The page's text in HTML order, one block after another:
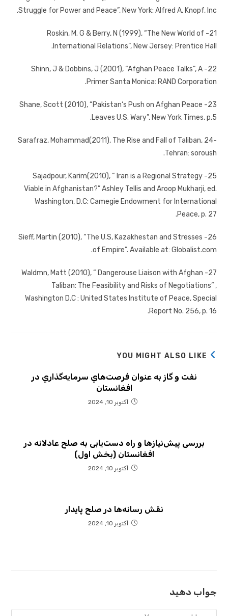
Struggle for Power and Peace”, New York: Alfred A. Knopf, Inc.
21- Roskin, M. G & Berry, N (1999), “The New World of
International Relations”, New Jersey: Prentice Hall.
22- Shinn, J & Dobbins, J (2001), “Afghan Peace Talks”, A
Primer Santa Monica: RAND Corporation.
23- Shane, Scott (2010), “Pakistan‘s Push on Afghan Peace
Leaves U.S. Wary”, New York Times, p.5.
-24 Sarafraz, Mohammad(2011), The Rise and Fall of Taliban,
Tehran: soroush.
25- Sajadpour, Karim(2010), “ Iran is a Regional Strategy
Viable in Afghanistan?” Ashley Tellis and Aroop Mukharji, ed.
Washington, D.C: Camegie Endowment for International
Peace, p. 27.
26- Sieff, Martin (2010), “The U.S, Kazakhestan and Stresses
of Empire”. Available at: Globalist.com.
27- Waldmn, Matt (2010), “ Dangerouse Liaison with Afghan
Taliban: The Feasibility and Risks of Negotiations” ,
Washington D.C : United States Institute of Peace, Special
Report No. 256, p. 16.
YOU MIGHT ALSO LIKE
نفت و گاز به عنوان فرصت‌هاي سرمايه‌گذاري در
افغانستان
آکتوبر 10, 2024
بررسی پیش‌نیازها و راه دست‌یابی به صلح عادلانه در
افغانستان (بخش اول)
آکتوبر 10, 2024
نقش رسانه‌ها در صلح پایدار
آکتوبر 10, 2024
جواب دهید